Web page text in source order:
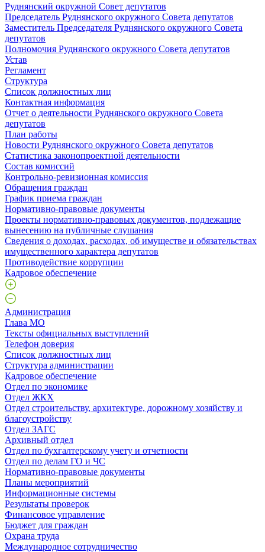
Руднянский окружной Совет депутатов
Председатель Руднянского окружного Совета депутатов
Заместитель Председателя Руднянского окружного Совета
депутатов
Полномочия Руднянского окружного Совета депутатов
Устав
Регламент
Структура
Список должностных лиц
Контактная информация
Отчет о деятельности Руднянского окружного Совета
депутатов
План работы
Новости Руднянского окружного Совета депутатов
Статистика законопроектной деятельности
Состав комиссий
Контрольно-ревизионная комиссия
Обращения граждан
График приема граждан
Нормативно-правовые документы
Проекты нормативно-правовых документов, подлежащие
вынесению на публичные слушания
Сведения о доходах, расходах, об имуществе и обязательствах
имущественного характера депутатов
Противодействие коррупции
Кадровое обеспечение
Администрация
Глава МО
Тексты официальных выступлений
Телефон доверия
Список должностных лиц
Структура администрации
Кадровое обеспечение
Отдел по экономике
Отдел ЖКХ
Отдел строительству, архитектуре, дорожному хозяйству и
благоустройству
Отдел ЗАГС
Архивный отдел
Отдел по бухгалтерскому учету и отчетности
Отдел по делам ГО и ЧС
Нормативно-правовые документы
Планы мероприятий
Информационные системы
Результаты проверок
Финансовое управление
Бюджет для граждан
Охрана труда
Международное сотрудничество